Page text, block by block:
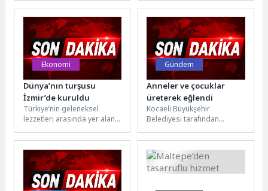
yaşamı teşvik etmek
amacıyla kadınlara yönelik...
Buradan Dinle Projesi” konu
ve konuklarıyla tarihe...
Ekonomi
Dünya’nın turşusu
İzmir’de kuruldu
Türkiye’nin geleneksel
lezzetleri arasında yer alan
dünya pazarlarında
liderliğini pekiştirdi.
Türkiye...
Gündem
Anneler ve çocuklar
üreterek eğlendi
Kocaeli Büyükşehir
Belediyesi tarafından
hazırlanan Anne Şehir Yaşam
Merkezi’nin tanıtım
programı...